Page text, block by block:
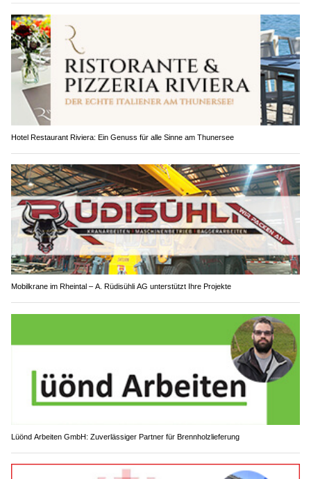
Hotel Restaurant Riviera: Ein Genuss für alle Sinne am Thunersee
Mobilkrane im Rheintal – A. Rüdisühli AG unterstützt Ihre Projekte
Lüönd Arbeiten GmbH: Zuverlässiger Partner für Brennholzlieferung